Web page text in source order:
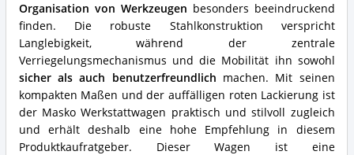
Organisation von Werkzeugen besonders beeindruckend
finden. Die robuste Stahlkonstruktion verspricht
Langlebigkeit, während der zentrale
Verriegelungsmechanismus und die Mobilität ihn sowohl
sicher als auch benutzerfreundlich machen. Mit seinen
kompakten Maßen und der auffälligen roten Lackierung ist
der Masko Werkstattwagen praktisch und stilvoll zugleich
und erhält deshalb eine hohe Empfehlung in diesem
Produktkaufratgeber. Dieser Wagen ist eine